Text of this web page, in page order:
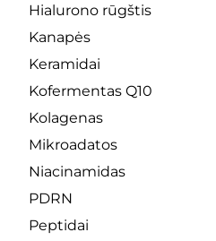
Hialurono rūgštis
Kanapės
Keramidai
Kofermentas Q10
Kolagenas
Mikroadatos
Niacinamidas
PDRN
Peptidai